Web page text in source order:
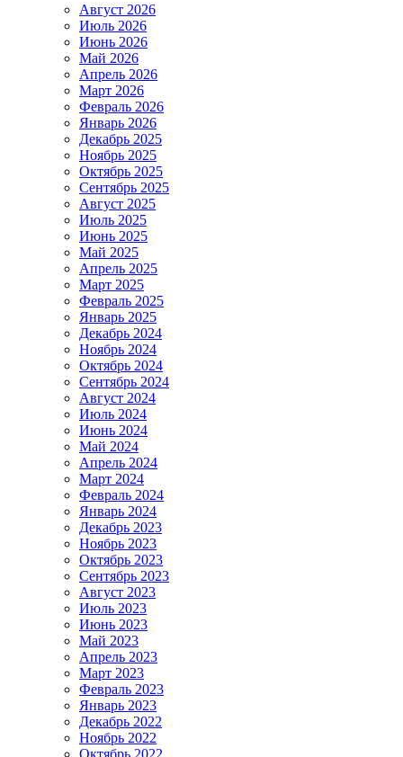
Август 2026
Июль 2026
Июнь 2026
Май 2026
Апрель 2026
Март 2026
Февраль 2026
Январь 2026
Декабрь 2025
Ноябрь 2025
Октябрь 2025
Сентябрь 2025
Август 2025
Июль 2025
Июнь 2025
Май 2025
Апрель 2025
Март 2025
Февраль 2025
Январь 2025
Декабрь 2024
Ноябрь 2024
Октябрь 2024
Сентябрь 2024
Август 2024
Июль 2024
Июнь 2024
Май 2024
Апрель 2024
Март 2024
Февраль 2024
Январь 2024
Декабрь 2023
Ноябрь 2023
Октябрь 2023
Сентябрь 2023
Август 2023
Июль 2023
Июнь 2023
Май 2023
Апрель 2023
Март 2023
Февраль 2023
Январь 2023
Декабрь 2022
Ноябрь 2022
Октябрь 2022